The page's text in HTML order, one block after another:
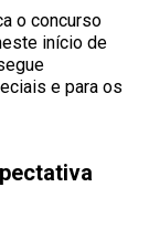
o concurso
início de
e para os